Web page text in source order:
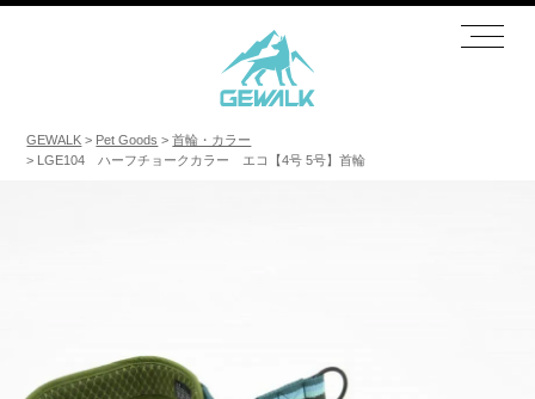
GEWALK Pet Goods
首輪・カラー
LGE104 ハーフチョークカラー エコ【4号 5号】首輪